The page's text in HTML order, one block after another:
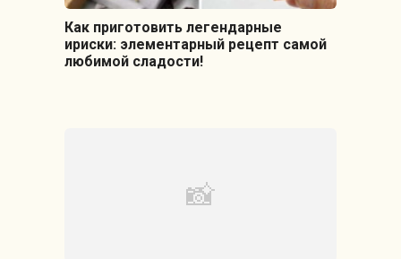
Как приготовить легендарные
ириски: элементарный рецепт самой
любимой сладости!